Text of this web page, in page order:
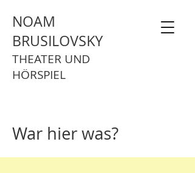
NOAM
BRUSILOVSKY
THEATER UND
HÖRSPIEL
War hier was?